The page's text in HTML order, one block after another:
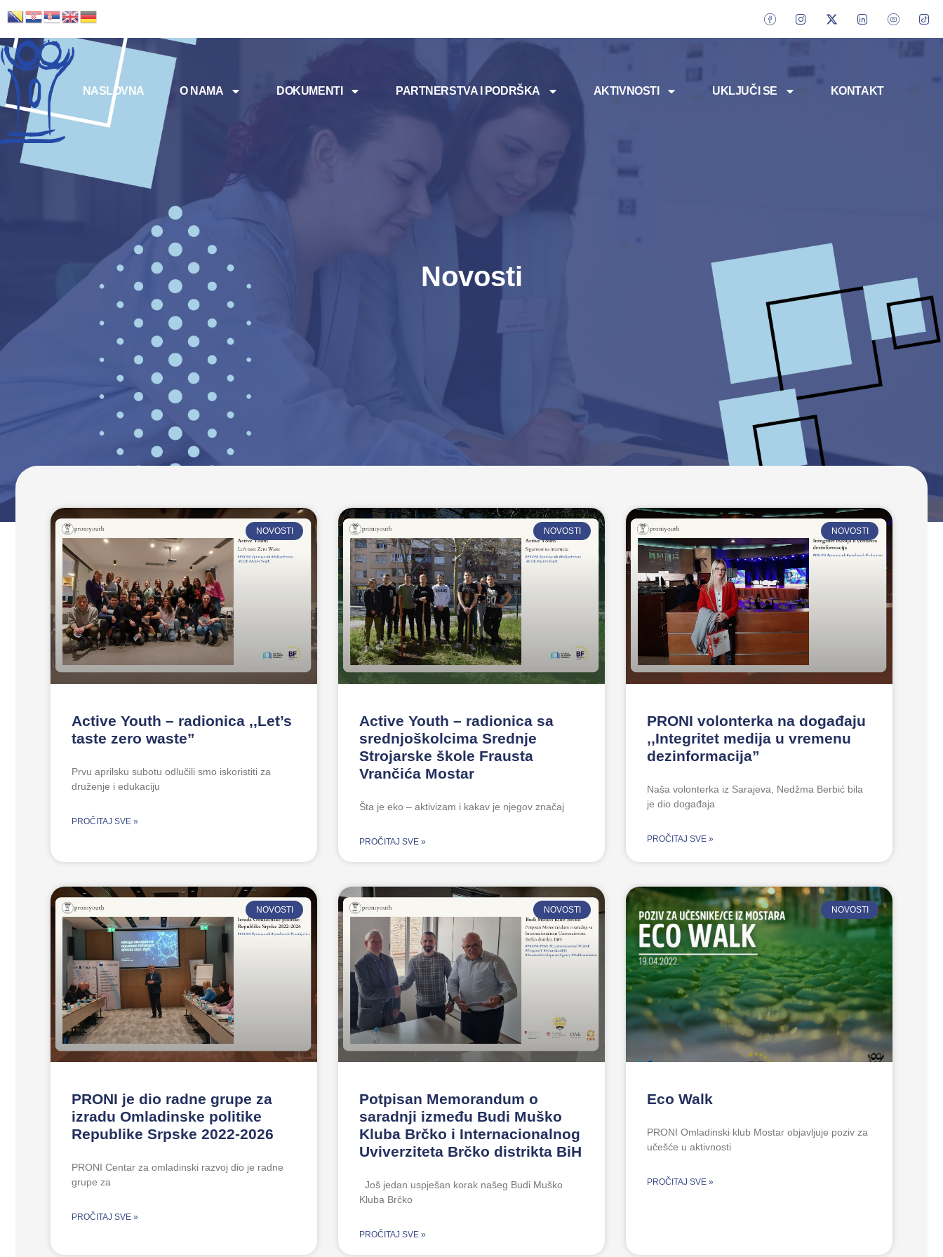
NASLOVNA O NAMA DOKUMENTI PARTNERSTVA I PODRŠKA AKTIVNOSTI UKLJUČI SE KONTAKT
Novosti
NOVOSTI
Active Youth – radionica ,,Let’s
taste zero waste”
Prvu aprilsku subotu odlučili smo iskoristiti za
druženje i edukaciju
PROČITAJ SVE »
NOVOSTI
Active Youth – radionica sa
srednjoškolcima Srednje
Strojarske škole Frausta
Vrančića Mostar
Šta je eko – aktivizam i kakav je njegov značaj
PROČITAJ SVE »
NOVOSTI
PRONI volonterka na događaju
,,Integritet medija u vremenu
dezinformacija”
Naša volonterka iz Sarajeva, Nedžma Berbić bila
je dio događaja
PROČITAJ SVE »
NOVOSTI
PRONI je dio radne grupe za
izradu Omladinske politike
Republike Srpske 2022-2026
PRONI Centar za omladinski razvoj dio je radne
grupe za
PROČITAJ SVE »
NOVOSTI
Potpisan Memorandum o
saradnji između Budi Muško
Kluba Brčko i Internacionalnog
Uviverziteta Brčko distrikta BiH
Još jedan uspješan korak našeg Budi Muško
Kluba Brčko
PROČITAJ SVE »
NOVOSTI
Eco Walk
PRONI Omladinski klub Mostar objavljuje poziv za
učešće u aktivnosti
PROČITAJ SVE »